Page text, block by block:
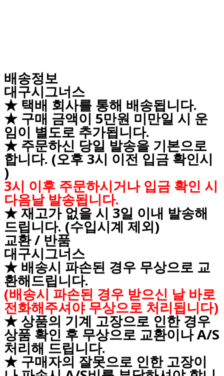
배송정보
대구시그너스
★ 택배 회사를 통해 배송됩니다.
★ 구매 금액이 5만원 미만일 시 운
임이 별도로 추가됩니다.
★ 주문하신 당일 발송을 기본으로
합니다. (오후 3시 이전 입금 확인시
)
3시 이후 주문하시거나 입금 확인 시
다음날 발송됩니다.
★ 재고가 없을 시 3일 이내 발송해
드립니다. (수입시계 제외)
교환 / 반품
대구시그너스
★ 배송시 파손된 경우 무상으로 교
환해드립니다.
(배송시 파손된 경우 받으신 날 바로
전화해주셔야 무상으로 처리됩니다)
★ 상품의 기계 고장으로 인한 경우
상품 확인 후 무상으로 교환이나 A/S
처리해 드립니다.
★ 구매자의 잘못으로 인한 고장이